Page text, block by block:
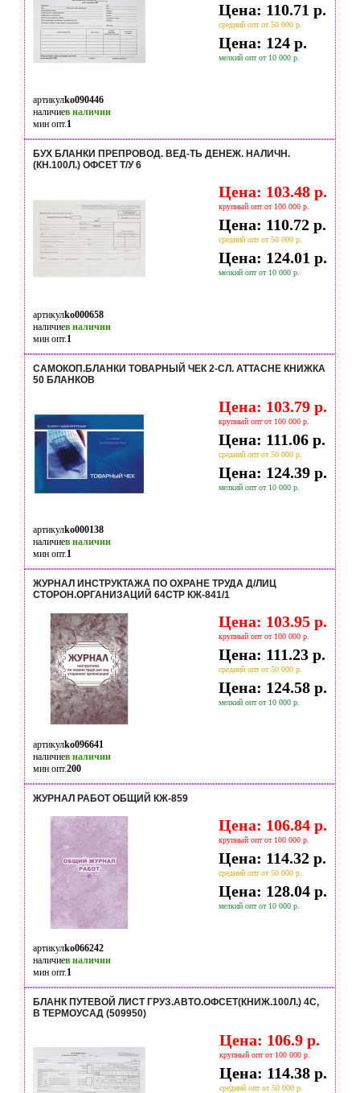
Цена: 110.71 р.
средний опт от 50 000 р.
Цена: 124 р.
мелкий опт от 10 000 р.
артикулko090446
наличиев наличии
мин опт.1
БУХ БЛАНКИ ПРЕПРОВОД. ВЕД-ТЬ ДЕНЕЖ. НАЛИЧН.
(КН.100Л.) ОФСЕТ Т/У 6
Цена: 103.48 р.
крупный опт от 100 000 р.
Цена: 110.72 р.
средний опт от 50 000 р.
Цена: 124.01 р.
мелкий опт от 10 000 р.
артикулko000658
наличиев наличии
мин опт.1
САМОКОП.БЛАНКИ ТОВАРНЫЙ ЧЕК 2-СЛ. ATTACHE КНИЖКА
50 БЛАНКОВ
Цена: 103.79 р.
крупный опт от 100 000 р.
Цена: 111.06 р.
средний опт от 50 000 р.
Цена: 124.39 р.
мелкий опт от 10 000 р.
артикулko000138
наличиев наличии
мин опт.1
ЖУРНАЛ ИНСТРУКТАЖА ПО ОХРАНЕ ТРУДА Д/ЛИЦ
СТОРОН.ОРГАНИЗАЦИЙ 64СТР КЖ-841/1
Цена: 103.95 р.
крупный опт от 100 000 р.
Цена: 111.23 р.
средний опт от 50 000 р.
Цена: 124.58 р.
мелкий опт от 10 000 р.
артикулko096641
наличиев наличии
мин опт.200
ЖУРНАЛ РАБОТ ОБЩИЙ КЖ-859
Цена: 106.84 р.
крупный опт от 100 000 р.
Цена: 114.32 р.
средний опт от 50 000 р.
Цена: 128.04 р.
мелкий опт от 10 000 р.
артикулko066242
наличиев наличии
мин опт.1
БЛАНК ПУТЕВОЙ ЛИСТ ГРУЗ.АВТО.ОФСЕТ(КНИЖ.100Л.) 4C,
В ТЕРМОУСАД (509950)
Цена: 106.9 р.
крупный опт от 100 000 р.
Цена: 114.38 р.
средний опт от 50 000 р.